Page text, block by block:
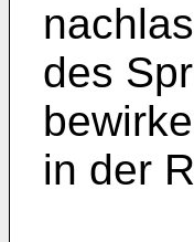
des
in der